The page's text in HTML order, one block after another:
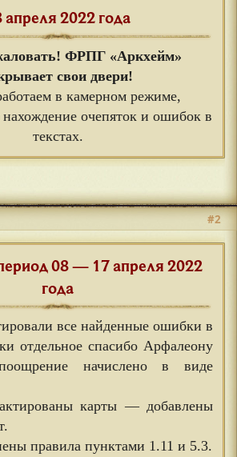
апреля 2022 года
ФРПГ «Аркхейм»
свои двери!
в камерном режиме,
нахождение очепяток и ошибок в
текстах.
#2
08 — 17 апреля 2022
года
все найденные ошибки в
отдельное спасибо Арфалеону
начислено в виде
карты — добавлены
правила пунктами 1.11 и 5.3.